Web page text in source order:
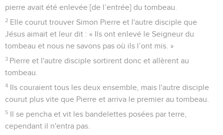
pierre avait été enlevée [de l’entrée] du tombeau.
2 Elle courut trouver Simon Pierre et l'autre disciple que
Jésus aimait et leur dit : « Ils ont enlevé le Seigneur du
tombeau et nous ne savons pas où ils l’ont mis. »
3 Pierre et l'autre disciple sortirent donc et allèrent au
tombeau.
4 Ils couraient tous les deux ensemble, mais l'autre disciple
courut plus vite que Pierre et arriva le premier au tombeau.
5 Il se pencha et vit les bandelettes posées par terre,
cependant il n'entra pas.